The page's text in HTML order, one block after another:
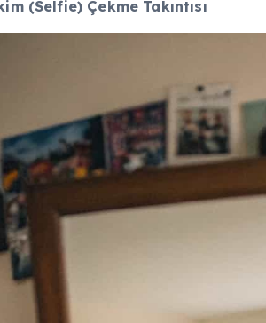
(Selfie) Çekme Takıntısı